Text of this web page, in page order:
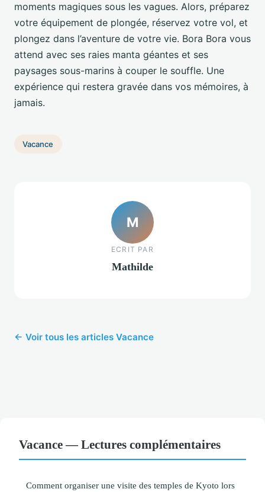
moments magiques sous les vagues. Alors, préparez
votre équipement de plongée, réservez votre vol, et
plongez dans l’aventure de votre vie. Bora Bora vous
attend avec ses raies manta géantes et ses
paysages sous-marins à couper le souffle. Une
expérience qui restera gravée dans vos mémoires, à
jamais.
Vacance
M
ECRIT PAR
Mathilde
← Voir tous les articles Vacance
Vacance — Lectures complémentaires
Comment organiser une visite des temples de Kyoto lors